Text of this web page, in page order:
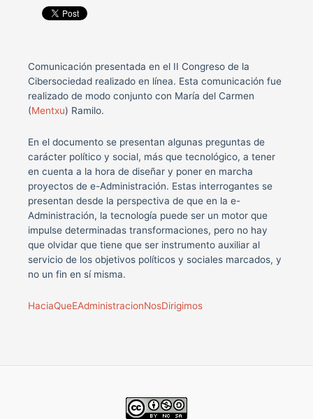
Comunicación presentada en el II Congreso de la
Cibersociedad realizado en línea. Esta comunicación fue
realizado de modo conjunto con María del Carmen
(Mentxu) Ramilo.
En el documento se presentan algunas preguntas de
carácter político y social, más que tecnológico, a tener
en cuenta a la hora de diseñar y poner en marcha
proyectos de e-Administración. Estas interrogantes se
presentan desde la perspectiva de que en la e-
Administración, la tecnología puede ser un motor que
impulse determinadas transformaciones, pero no hay
que olvidar que tiene que ser instrumento auxiliar al
servicio de los objetivos políticos y sociales marcados, y
no un fin en sí misma.
HaciaQueEAdministracionNosDirigimos